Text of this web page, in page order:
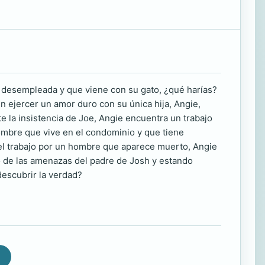
y que viene con su gato, ¿qué harías?
ejercer un amor duro con su única hija, Angie,
la insistencia de Joe, Angie encuentra un trabajo
que vive en el condominio y que tiene
trabajo por un hombre que aparece muerto, Angie
las amenazas del padre de Josh y estando
la verdad?